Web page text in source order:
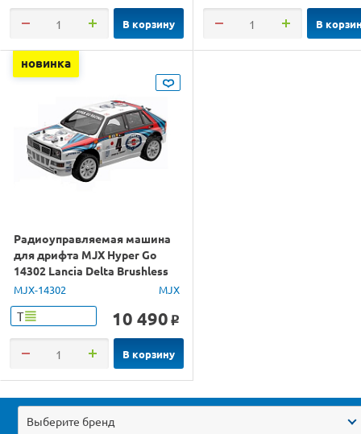
В корзину В
новинка
Радиоуправляемая машина
для дрифта MJX Hyper Go
14302 Lancia Delta Brushless
4WD 2.4G LED 1/14 RTR
MJX-14302 MJX
Т 10 490 o
В корзину
Выберите бренд